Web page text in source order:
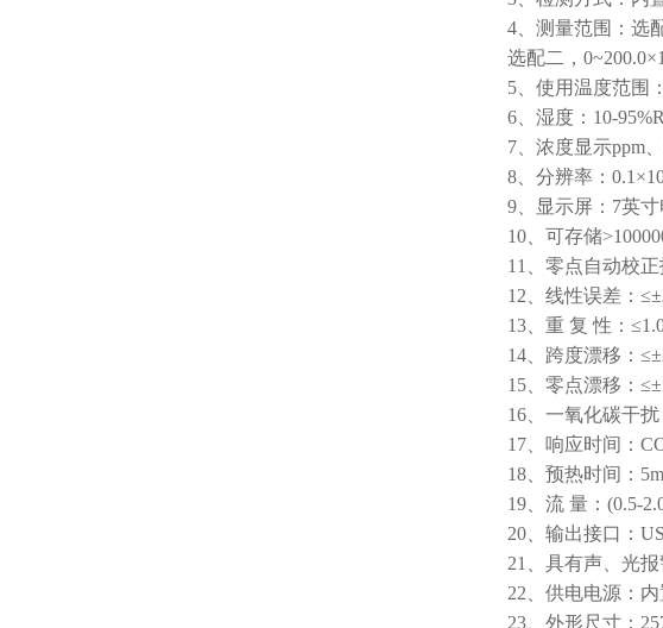
4、测量范围：选配
选配二，
5、使用温度范围
6、湿度：10-
7、浓度显示ppm、
8、分辨率：0.1×10-
9、显示屏：7英寸
10、可存储
11、零点自动校正
12、线性误差：
13、重 复 性：
14、跨度漂移：
15、零点漂移：
16、一氧化碳干扰：
17、响应时间：CO
18、预热时间：
19、流 量：(0.5-
20、输出接口：
21、具有声、光报
22、供电电源：内
23、外形尺寸：